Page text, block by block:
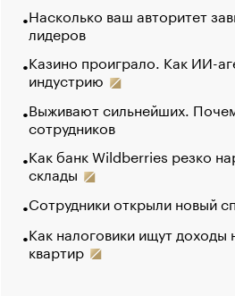
Насколько ваш авторитет
лидеров
Казино проиграло. Как ИИ-
индустрию
Выживают сильнейших.
сотрудников
Как банк Wildberries резко
склады
Сотрудники открыли новый
Как налоговики ищут
квартир